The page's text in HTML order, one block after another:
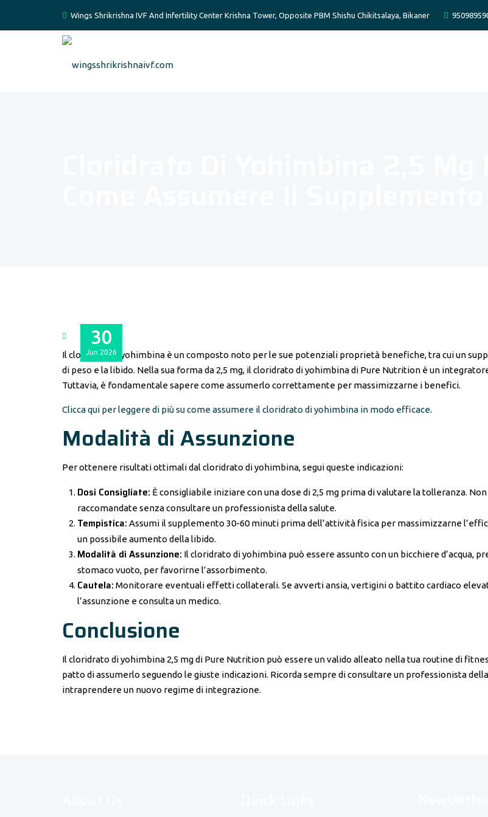
Wings Shrikrishna IVF And Infertility Center Krishna Tower, Opposite PBM Shishu Chikitsalaya, Bikaner
30
Jun 2026
Il cloridrato di yohimbina è un composto noto per le sue potenziali proprietà benefiche, tra cui un
di peso e la libido. Nella sua forma da 2,5 mg, il cloridrato di yohimbina di Pure Nutrition è un
Tuttavia, è fondamentale sapere come assumerlo correttamente per massimizzarne i benefici.
Clicca qui per leggere di più su come assumere il cloridrato di yohimbina in modo efficace.
Modalità di Assunzione
Per ottenere risultati ottimali dal cloridrato di yohimbina, segui queste indicazioni:
Dosi Consigliate: È consigliabile iniziare con una dose di 2,5 mg prima di valutare la tolleranza.
raccomandate senza consultare un professionista della salute.
Tempistica: Assumi il supplemento 30-60 minuti prima dell’attività fisica per massimizzarne
un possibile aumento della libido.
Modalità di Assunzione: Il cloridrato di yohimbina può essere assunto con un bicchiere d’acqua,
stomaco vuoto, per favorirne l’assorbimento.
Cautela: Monitorare eventuali effetti collaterali. Se avverti ansia, vertigini o battito cardiaco
l’assunzione e consulta un medico.
Conclusione
Il cloridrato di yohimbina 2,5 mg di Pure Nutrition può essere un valido alleato nella tua routine di
patto di assumerlo seguendo le giuste indicazioni. Ricorda sempre di consultare un professionista
intraprendere un nuovo regime di integrazione.